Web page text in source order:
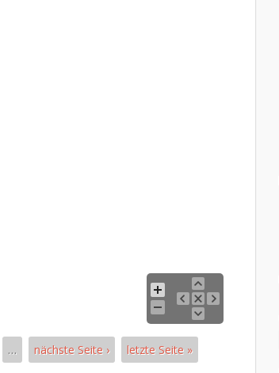
… nächste Seite › letzte Seite »